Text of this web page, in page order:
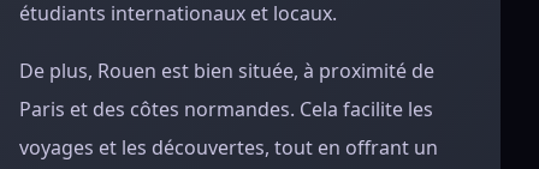
étudiants internationaux et locaux.
De plus, Rouen est bien située, à proximité de
Paris et des côtes normandes. Cela facilite les
voyages et les découvertes, tout en offrant un